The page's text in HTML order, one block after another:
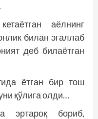
аёлнинг
билан эгаллаб
деб билаётган
ётган бир тош
қўлига олди…
эртароқ бориб,